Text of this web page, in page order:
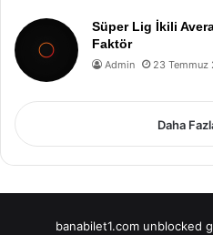
Süper Lig İkili
Faktör
Admin 23 Temmuz
Daha
banabilet1.com unblocked